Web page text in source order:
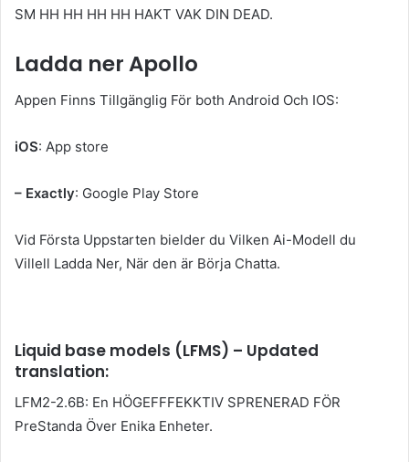
SM HH HH HH HH HAKT VAK DIN DEAD.
Ladda ner Apollo
Appen Finns Tillgänglig För both Android Och IOS:
iOS: App store
– Exactly: Google Play Store
Vid Första Uppstarten bielder du Vilken Ai-Modell du
Villell Ladda Ner, När den är Börja Chatta.
Liquid base models (LFMS) – Updated
translation:
LFM2-2.6B: En HÖGEFFFEKKTIV SPRENERAD FÖR
PreStanda Över Enika Enheter.